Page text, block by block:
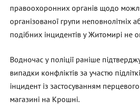
правоохоронних органів щодо
організованої групи неповнолітніх
подібних інцидентів у Житомирі не
Водночас у поліції раніше
випадки конфліктів за участю
інцидент із застосуванням
магазині на Крошні.